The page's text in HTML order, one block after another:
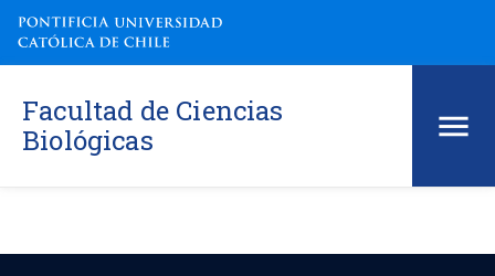
Facultad de Ciencias
Biológicas